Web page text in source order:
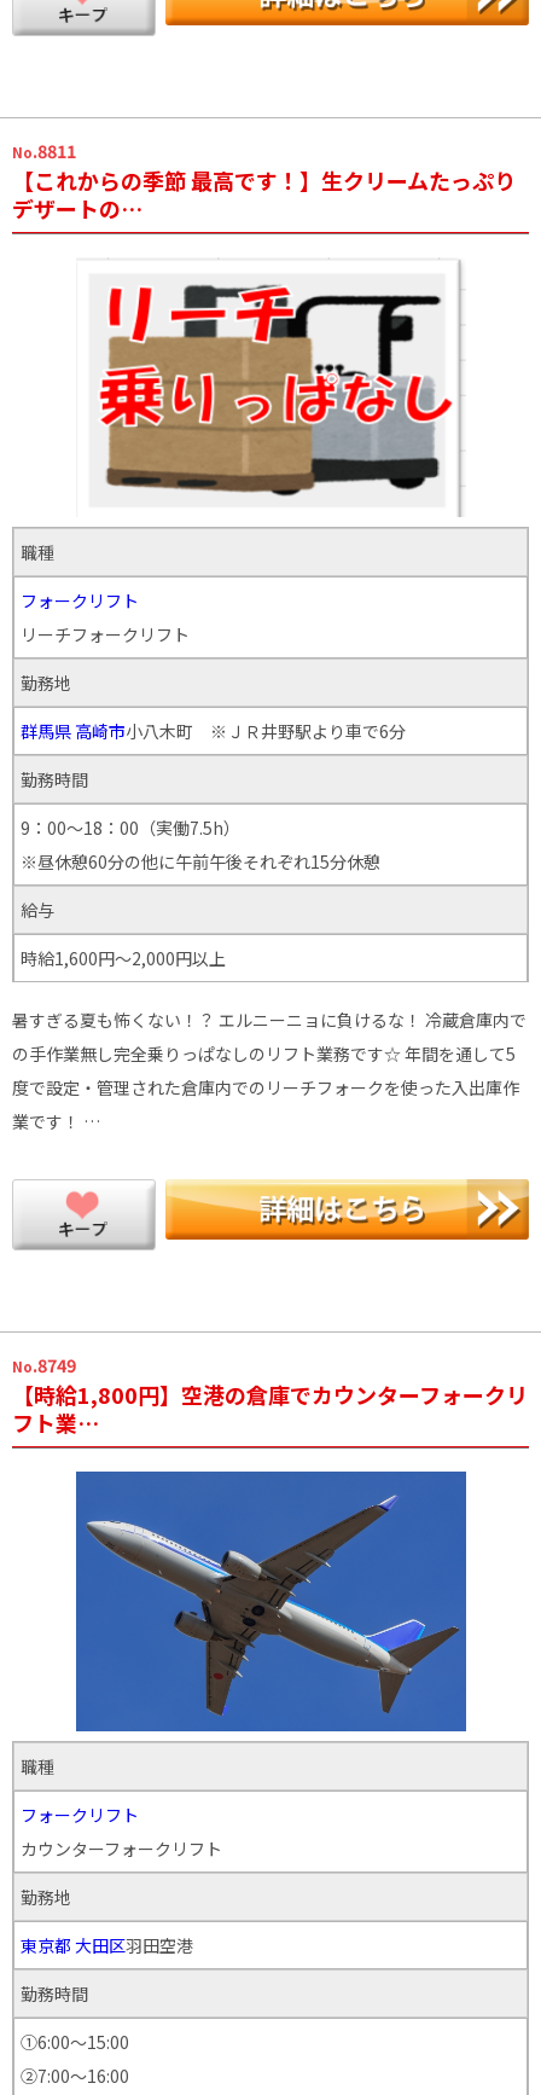
No.8811
【これからの季節 最高です！】生クリームたっぷり
デザートの…
職種
フォークリフト
リーチフォークリフト
勤務地
群馬県 高崎市小八木町 ※ＪＲ井野駅より車で6分
勤務時間
9：00～18：00（実働7.5h）
※昼休憩60分の他に午前午後それぞれ15分休憩
給与
時給1,600円～2,000円以上
暑すぎる夏も怖くない！？ エルニーニョに負けるな！ 冷蔵倉庫内で
の手作業無し完全乗りっぱなしのリフト業務です☆ 年間を通して5
度で設定・管理された倉庫内でのリーチフォークを使った入出庫作
業です！ …
No.8749
【時給1,800円】空港の倉庫でカウンターフォークリ
フト業…
職種
フォークリフト
カウンターフォークリフト
勤務地
東京都 大田区羽田空港
勤務時間
①6:00～15:00
②7:00～16:00